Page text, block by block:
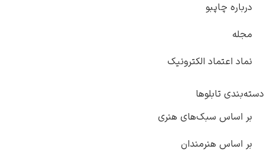
درباره چاپبو
مجله
نماد اعتماد الکترونیک
دسته‌بندی تابلوها
بر اساس سبک‌های هنری
بر اساس هنرمندان